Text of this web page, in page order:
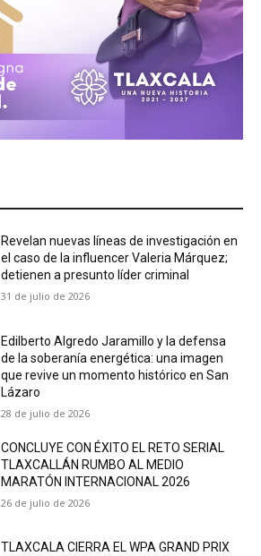
Revelan nuevas líneas de investigación en
el caso de la influencer Valeria Márquez;
detienen a presunto líder criminal
31 de julio de 2026
Edilberto Algredo Jaramillo y la defensa
de la soberanía energética: una imagen
que revive un momento histórico en San
Lázaro
28 de julio de 2026
CONCLUYE CON ÉXITO EL RETO SERIAL
TLAXCALLÁN RUMBO AL MEDIO
MARATÓN INTERNACIONAL 2026
26 de julio de 2026
TLAXCALA CIERRA EL WPA GRAND PRIX